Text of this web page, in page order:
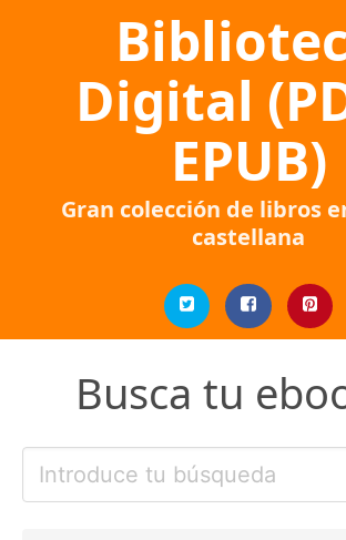
Digital
EPUB)
Gran colección de libros
castellana
Busca tu